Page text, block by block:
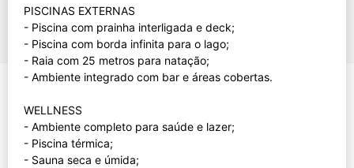
PISCINAS EXTERNAS
- Piscina com prainha interligada e deck;
- Piscina com borda infinita para o lago;
- Raia com 25 metros para natação;
- Ambiente integrado com bar e áreas cobertas.
WELLNESS
- Ambiente completo para saúde e lazer;
- Piscina térmica;
- Sauna seca e úmida;